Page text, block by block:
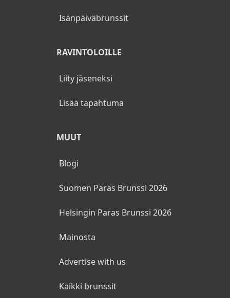
Isänpäiväbrunssit
RAVINTOLOILLE
Liity jäseneksi
Lisää tapahtuma
MUUT
Blogi
Suomen Paras Brunssi 2026
Helsingin Paras Brunssi 2026
Mainosta
Advertise with us
Kaikki brunssit